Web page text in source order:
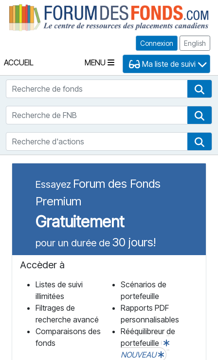
Connexion English
ACCUEIL MENU Ma liste de suivi
Recherche de fonds
Recherche de FNB
Recherche d'actions
Essayez Forum des Fonds
Premium
Gratuitement
pour un durée de 30 jours!
Accèder à
Listes de suivi
illimitées
Filtrages de
recherche avancé
Comparaisons des
fonds
Scénarios de
portefeuille
Rapports PDF
personnalisables
Rééquilibreur de
portefeuille
NOUVEAU